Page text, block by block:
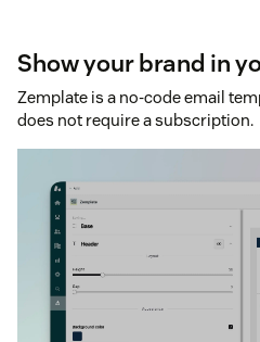
Show your brand in
Zemplate is a no-code email
does not require a subscription.